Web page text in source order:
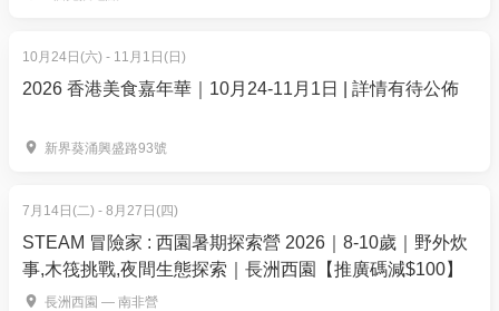
《牛之鍋日本料理套餐包括》
美國極尚牛套餐B菜單
肉類：美國極尚牛肉、美國肥牛肉、澳洲羊肩肉、特
活鮮海鮮自助吧：即開乳山生蠔、海蝦、大白蜆、脆
串燒 - 雞軟骨、雞腎、牛舌、五花肉、海蝦、多春魚等
刺身 - 珍寶赤蝦、三文魚、北寄貝、希靈魚等
甜品：宇治抹茶芭菲、榴蓮芭菲、雪燕榴蓮忘返、法
式焦糖燉蛋等
於「01空間」購票，每消費$1即可賺取1「01積
分」。揀啱心水活動，以100分扣減$1購買門票。玩完
10月24日(六) - 11月1日(日)
2026 香港美食嘉年華｜10月24-11月1日 | 詳情有待公佈
新界葵涌興盛路93號
7月14日(二) - 8月27日(四)
STEAM 冒險家 : 西園暑期探索營 2026｜8-10歲｜野外炊
事,木筏挑戰,夜間生態探索｜長洲西園【推廣碼減$100】
長洲西園 — 南非營